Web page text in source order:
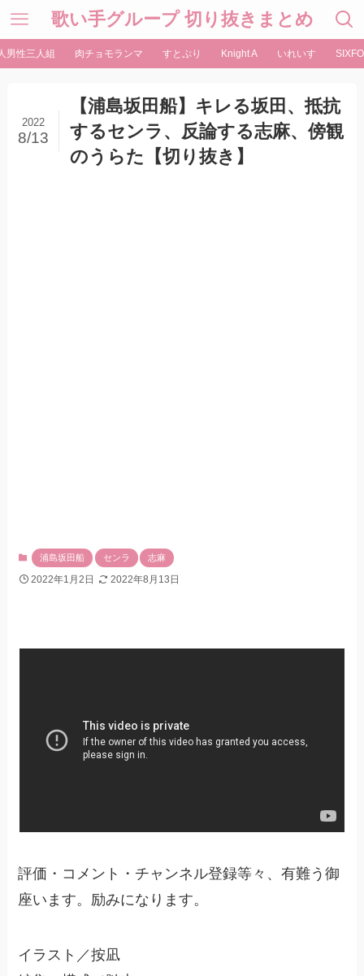
歌い手グループ 切り抜きまとめ
男性三人組 肉チョモランマ すとぷり Knight A いれいす
【浦島坂田船】キレる坂田、抵抗
するセンラ、反論する志麻、傍観
のうらた【切り抜き】
2022
8/13
浦島坂田船 センラ 志麻
2022年1月2日 2022年8月13日
評価・コメント・チャンネル登録等々、有難う御
座います。励みになります。
イラスト／按凪